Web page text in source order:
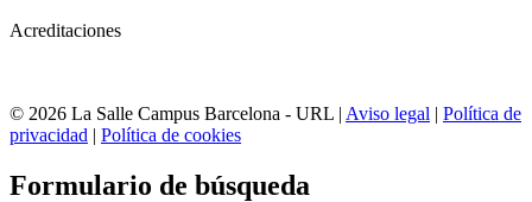
Acreditaciones
© 2026 La Salle Campus Barcelona - URL | Aviso legal | Política de
privacidad | Política de cookies
Formulario de búsqueda